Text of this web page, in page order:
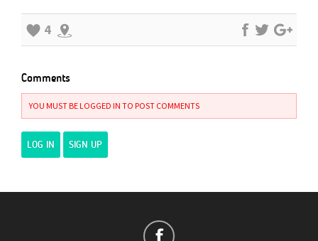
4
Comments
YOU MUST BE LOGGED IN TO POST COMMENTS
LOG IN SIGN UP